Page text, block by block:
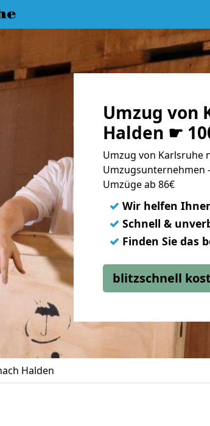
Umzug von
Halden ☛
Umzug von Karlsruhe
Umzugsunternehmen
Umzüge ab 86€
✓ Wir helfen
✓ Schnell &
✓ Finden Sie das
blitzschnell
Halden